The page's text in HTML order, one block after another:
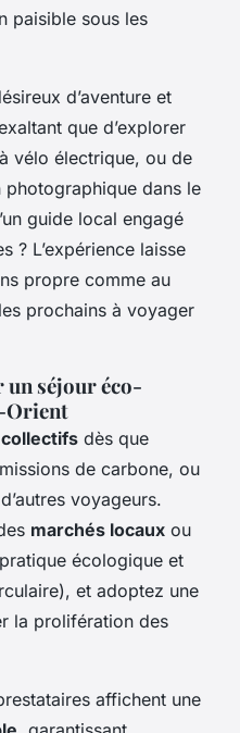
paisible sous les
d’aventure et
que d’explorer
vélo électrique, ou de
dans le
guide local engagé
? L’expérience laisse
propre comme au
prochains à voyager
un séjour éco-
Orient
dès que
de carbone, ou
voyageurs.
marchés locaux ou
écologique et
et adoptez une
la prolifération des
affichent une